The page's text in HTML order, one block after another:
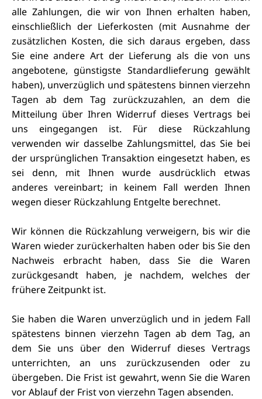
alle Zahlungen, die wir von Ihnen erhalten haben,
einschließlich der Lieferkosten (mit Ausnahme der
zusätzlichen Kosten, die sich daraus ergeben, dass
Sie eine andere Art der Lieferung als die von uns
angebotene, günstigste Standardlieferung gewählt
haben), unverzüglich und spätestens binnen vierzehn
Tagen ab dem Tag zurückzuzahlen, an dem die
Mitteilung über Ihren Widerruf dieses Vertrags bei
uns eingegangen ist. Für diese Rückzahlung
verwenden wir dasselbe Zahlungsmittel, das Sie bei
der ursprünglichen Transaktion eingesetzt haben, es
sei denn, mit Ihnen wurde ausdrücklich etwas
anderes vereinbart; in keinem Fall werden Ihnen
wegen dieser Rückzahlung Entgelte berechnet.
Wir können die Rückzahlung verweigern, bis wir die
Waren wieder zurückerhalten haben oder bis Sie den
Nachweis erbracht haben, dass Sie die Waren
zurückgesandt haben, je nachdem, welches der
frühere Zeitpunkt ist.
Sie haben die Waren unverzüglich und in jedem Fall
spätestens binnen vierzehn Tagen ab dem Tag, an
dem Sie uns über den Widerruf dieses Vertrags
unterrichten, an uns zurückzusenden oder zu
übergeben. Die Frist ist gewahrt, wenn Sie die Waren
vor Ablauf der Frist von vierzehn Tagen absenden.